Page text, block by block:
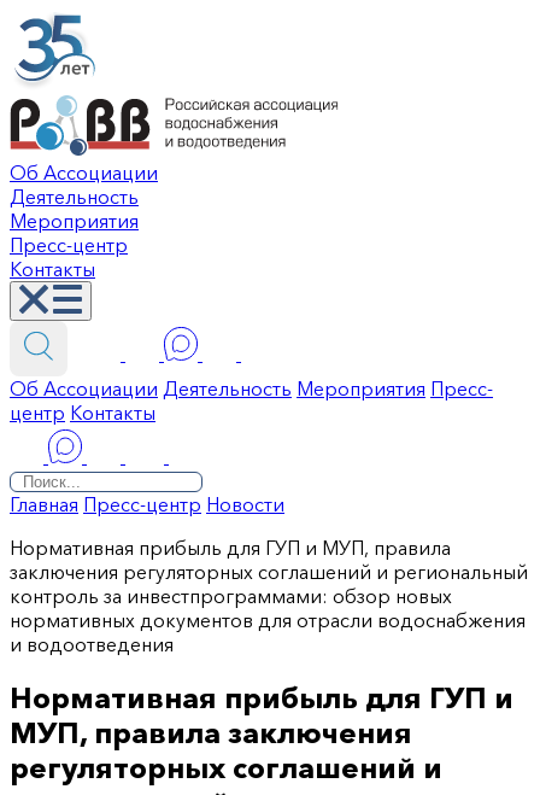
Об Ассоциации
Деятельность
Мероприятия
Пресс-центр
Контакты
Об Ассоциации Деятельность Мероприятия Пресс-
центр Контакты
Главная Пресс-центр Новости
Нормативная прибыль для ГУП и МУП, правила
заключения регуляторных соглашений и региональный
контроль за инвестпрограммами: обзор новых
нормативных документов для отрасли водоснабжения
и водоотведения
Нормативная прибыль для ГУП и
МУП, правила заключения
регуляторных соглашений и